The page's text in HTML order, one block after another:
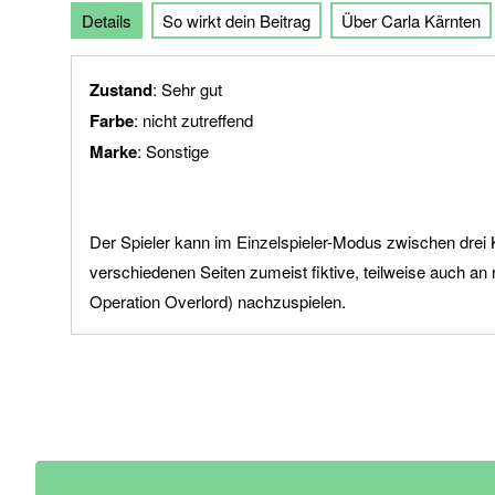
der
Bildgalerie
springen
Details
Zustand: Sehr gut
Farbe: nicht zutreffend
Marke: Sonstige
Der Spieler kann im Einzelspieler-Modus zwischen
verschiedenen Seiten zumeist fiktive, teilweise auch
Operation Overlord) nachzuspielen.
So wirkt dein Beitrag Über Carla Kärnten